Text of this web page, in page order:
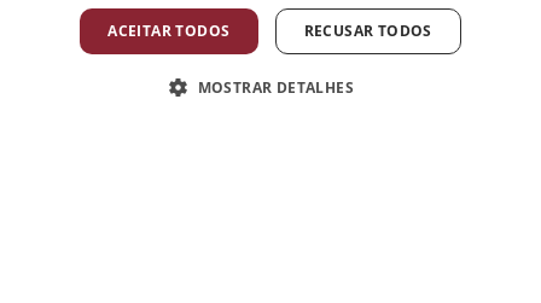
PLATAFORMA DO DENUNCIANTE
POLÍTICA ANTI-CORRUPÇÃO
LIVRO DE RECLAMAÇÕES ELETRÓNICO
ACEITAR TODOS RECUSAR TODOS
MOSTRAR DETALHES